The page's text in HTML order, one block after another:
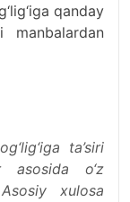
qanday
ta’siri
asosida o‘z
xulosa